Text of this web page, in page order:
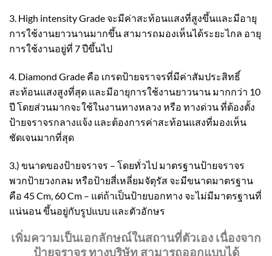
3. High intensity Grade จะมีค่าสะท้อนแสงที่สูงขึ้นและมีอายุ
การใช้งานยาวนานมากขึ้น สามารถมองเห็นได้ระยะไกล อายุ
การใช้งานอยู่ที่ 7 ปีขึ้นไป
4. Diamond Grade คือ เกรดป้ายจราจรที่มีค่าสัมประสิทธิ์
สะท้อนแสงสูงที่สุด และมีอายุการใช้งานยาวนาน มากกว่า 10
ปี โดยส่วนมากจะใช้ในงานทางหลวง หรือ ทางด่วน ที่ต้องตั้ง
ป้ายจราจรกลางแจ้ง และต้องการค่าสะท้อนแสงที่มองเห็น
ชัดเจนมากที่สุด
3.) ขนาดของป้ายจราจร – โดยทั่วไป มาตรฐานป้ายจราจร
พวกป้ายวงกลม หรือป้ายสี่เหลี่ยมจัตุรัส จะมีขนาดมาตรฐาน
คือ 45 Cm, 60 Cm – แต่ถ้าเป็นป้ายบอกทาง จะไม่มีมาตรฐานที่
แน่นอน ขึ้นอยู่กับรูปแบบ และตัวอักษร
เพิ่มความเป็นเอกลักษณ์ในสถานที่ตัวเอง เนื่องจาก
ป้ายจราจร ทางบริษัท สามารถออกแบบได้